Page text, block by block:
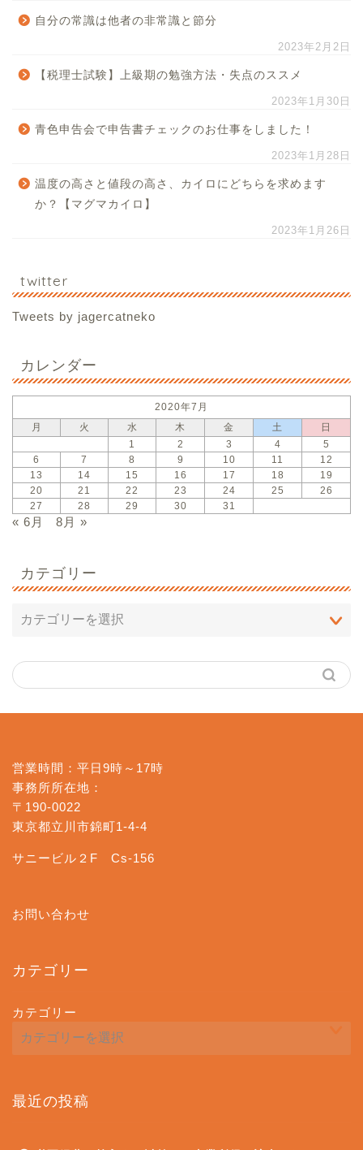
自分の常識は他者の非常識と節分
2023年2月2日
【税理士試験】上級期の勉強方法・失点のススメ
2023年1月30日
青色申告会で申告書チェックのお仕事をしました！
2023年1月28日
温度の高さと値段の高さ、カイロにどちらを求めます
か？【マグマカイロ】
2023年1月26日
twitter
Tweets by jagercatneko
カレンダー
2020年7月
月
火 水 木 金 土
日
1
2 3 4
5
6
7 8 9 10 11
12
13
14 15 16 17 18
19
20
21 22 23 24 25
26
27
28 29 30 31
« 6月 8月 »
カテゴリー
営業時間：平日9時～17時
事務所所在地：
〒190-0022
東京都立川市錦町1-4-4
サニービル２F Cs-156
お問い合わせ
カテゴリー
カテゴリー
最近の投稿